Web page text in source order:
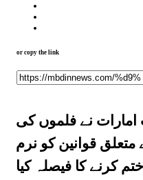
or copy the link
نے فلموں کی
قوانین کو نرم
کرنے کا فیصلہ کیا